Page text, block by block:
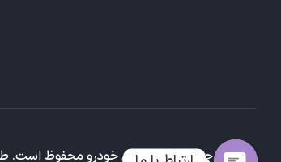
تمامی حقوق برای مهرابی خودرو محفوظ است.